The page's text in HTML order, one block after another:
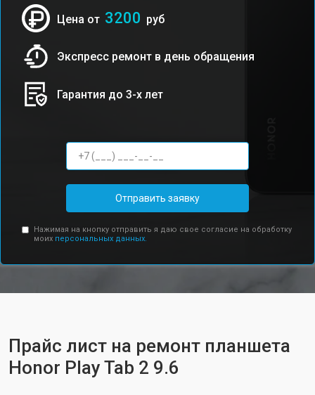
Цена от 3200 руб
Экспресс ремонт в день обращения
Гарантия до 3-х лет
Отправить заявку
Нажимая на кнопку отправить я даю свое согласие на обработку
моих персональных данных.
Прайс лист на ремонт планшета
Honor Play Tab 2 9.6